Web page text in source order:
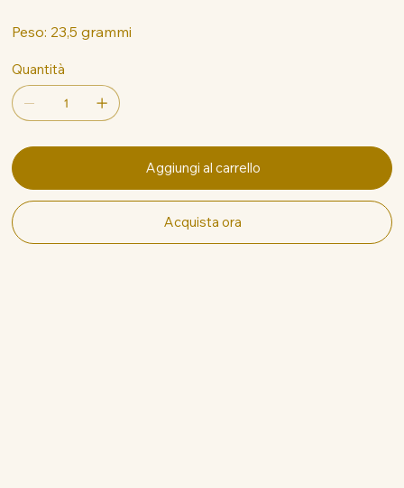
Peso: 23,5 grammi
Quantità
Aggiungi al carrello
Acquista ora